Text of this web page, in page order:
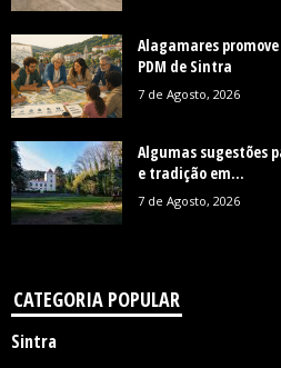
Alagamares
PDM de Sintra
7 de Agosto, 2026
Algumas sugestões
e tradição em...
7 de Agosto, 2026
CATEGORIA POPULAR
Sintra